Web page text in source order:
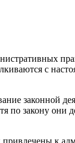
с
законной
по закону они